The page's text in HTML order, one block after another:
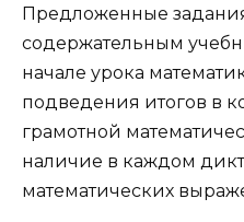
Предложенные
содержательным
начале урока
подведения итогов в
грамотной
наличие в каждом
математических